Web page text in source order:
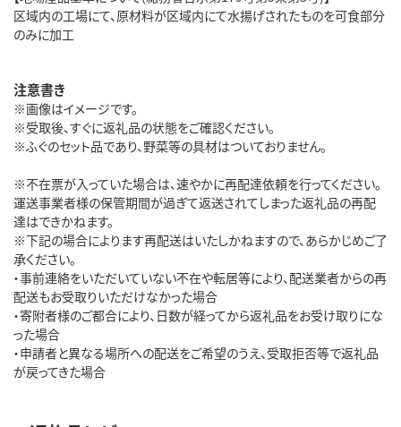
区域内の工場にて、原材料が区域内にて水揚げされたものを可食部分
のみに加工
注意書き
※画像はイメージです。
※受取後、すぐに返礼品の状態をご確認ください。
※ふぐのセット品であり、野菜等の具材はついておりません。
※不在票が入っていた場合は、速やかに再配達依頼を行ってください。
運送事業者様の保管期間が過ぎて返送されてしまった返礼品の再配
達はできかねます。
※下記の場合によります再配送はいたしかねますので、あらかじめご了
承ください。
・事前連絡をいただいていない不在や転居等により、配送業者からの再
配送もお受取りいただけなかった場合
・寄附者様のご都合により、日数が経ってから返礼品をお受け取りにな
った場合
・申請者と異なる場所への配送をご希望のうえ、受取拒否等で返礼品
が戻ってきた場合